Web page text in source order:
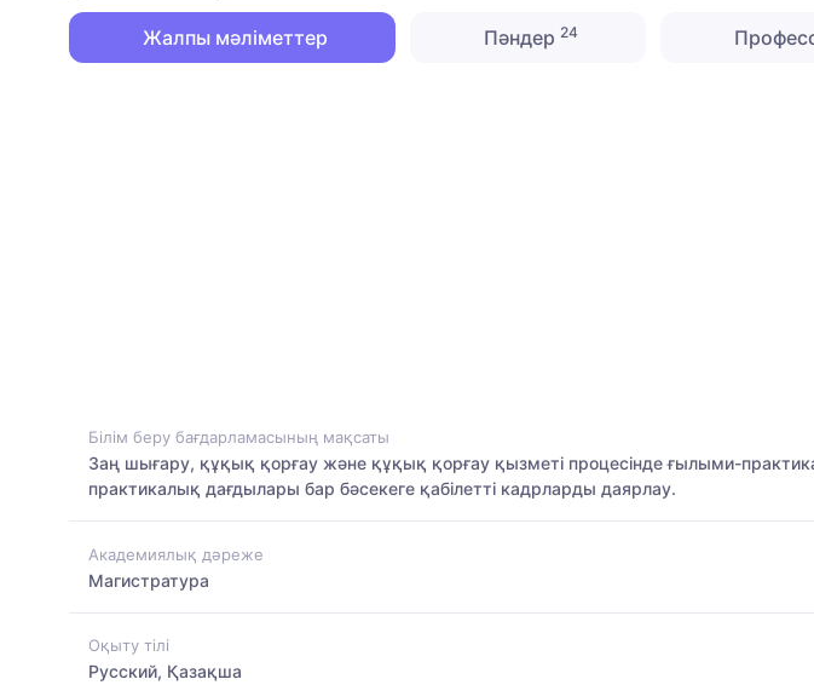
Жалпы мәліметтер Пәндер 24
Білім беру бағдарламасының мақсаты
Заң шығару, құқық қорғау және құқық қорғау қызметі процесінде ғылыми-
практикалық дағдылары бар бәсекеге қабілетті кадрларды даярлау.
Академиялық дәреже
Магистратура
Оқыту тілі
Русский, Қазақша